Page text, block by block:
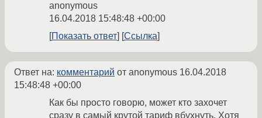
anonymous
16.04.2018 15:48:48 +00:00
Показать ответ
Ссылка
Ответ на: комментарий от anonymous 16.04.2018
15:48:48 +00:00
Как бы просто говорю, может кто захочет
сразу в самый крутой тариф вбухнуть. Хотя